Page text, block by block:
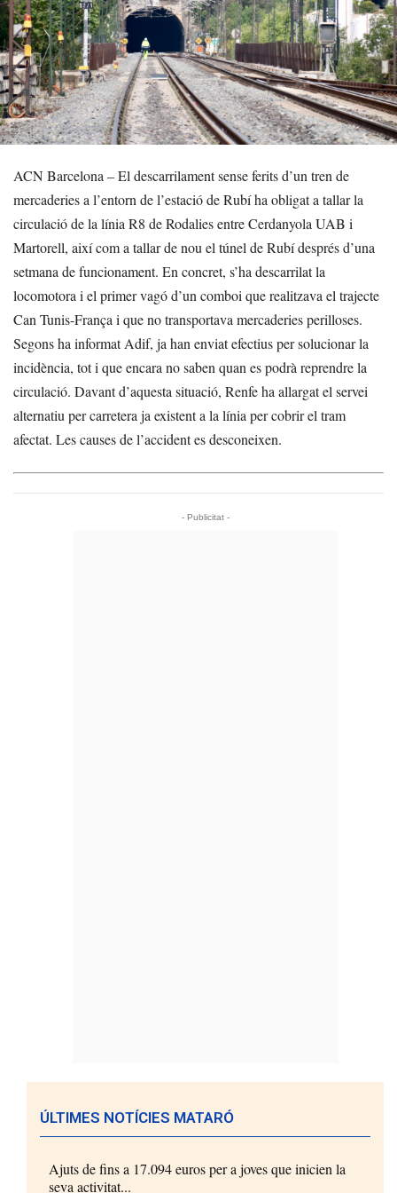
ACN Barcelona – El descarrilament sense ferits d’un tren de
mercaderies a l’entorn de l’estació de Rubí ha obligat a tallar la
circulació de la línia R8 de Rodalies entre Cerdanyola UAB i
Martorell, així com a tallar de nou el túnel de Rubí després d’una
setmana de funcionament. En concret, s’ha descarrilat la
locomotora i el primer vagó d’un comboi que realitzava el trajecte
Can Tunis-França i que no transportava mercaderies perilloses.
Segons ha informat Adif, ja han enviat efectius per solucionar la
incidència, tot i que encara no saben quan es podrà reprendre la
circulació. Davant d’aquesta situació, Renfe ha allargat el servei
alternatiu per carretera ja existent a la línia per cobrir el tram
afectat. Les causes de l’accident es desconeixen.
- Publicitat -
ÚLTIMES NOTÍCIES MATARÓ
Ajuts de fins a 17.094 euros per a joves que inicien la
seva activitat...